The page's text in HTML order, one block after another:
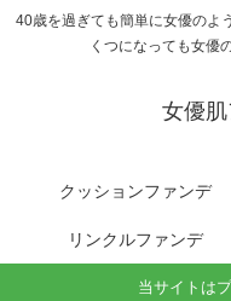
40歳を過ぎても簡単に女優のよ
くつになっても女優
女優
クッションファンデ
リンクルファンデ
当サイトは